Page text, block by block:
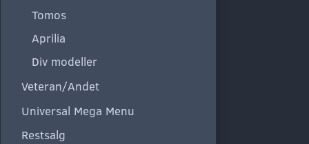
Tomos
Aprilia
Div modeller
Veteran/Andet
Universal Mega Menu
Restsalg